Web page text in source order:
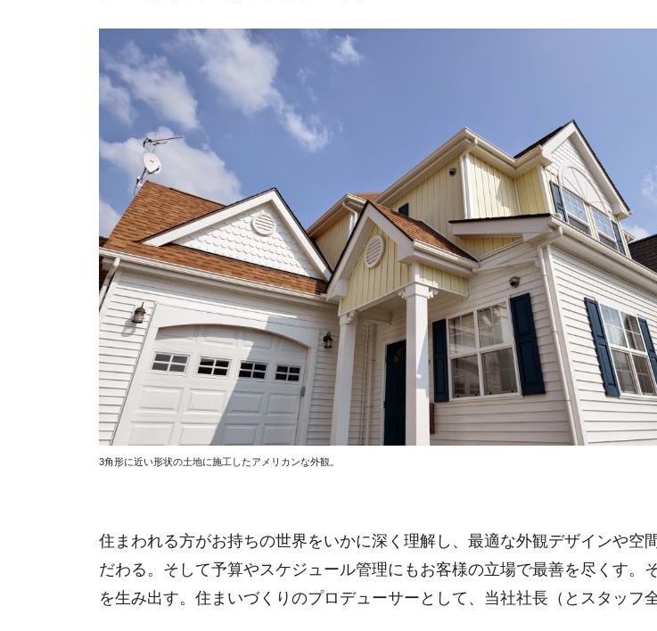
3角形に近い形状の土地に施工したアメリカンな外観。
住まわれる方がお持ちの世界をいかに深く理解し、最適な外観デザインや空
だわる。そして予算やスケジュール管理にもお客様の立場で最善を尽くす。
を生み出す。住まいづくりのプロデューサーとして、当社社長（とスタッフ